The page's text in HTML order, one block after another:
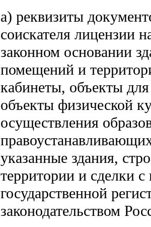
а) реквизиты
соискателя лицензии
законном основании
помещений и
кабинеты, объекты
объекты физической
осуществления
указанные здания,
территории и сделки
государственной
законодательством